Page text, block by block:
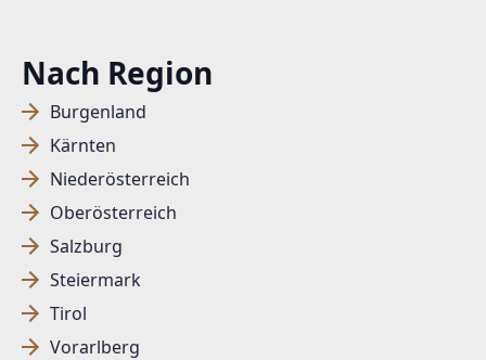
Nach Region
Burgenland
Kärnten
Niederösterreich
Oberösterreich
Salzburg
Steiermark
Tirol
Vorarlberg